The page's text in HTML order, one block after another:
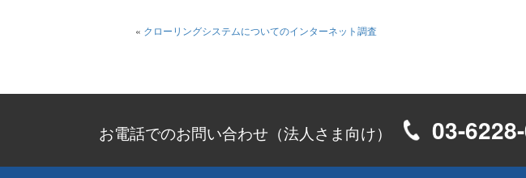
« クローリングシステムについてのインターネット調査
お電話でのお問い合わせ（法人さま向け） 03-